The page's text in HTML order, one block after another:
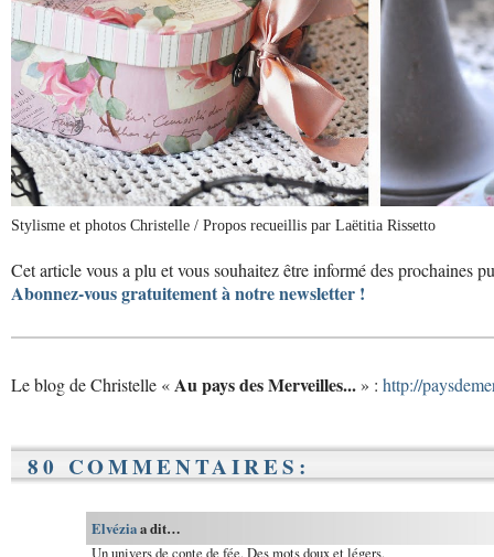
Stylisme et photos Christelle / Propos recueillis par Laëtitia Rissetto
Cet article vous a plu et vous souhaitez être informé des prochaines
Abonnez-vous gratuitement à notre newsletter !
Le blog de Christelle «Au pays des Merveilles... » : http://
80 COMMENTAIRES:
Elvéziaa dit…
Un univers de conte de fée. Des mots doux et légers.